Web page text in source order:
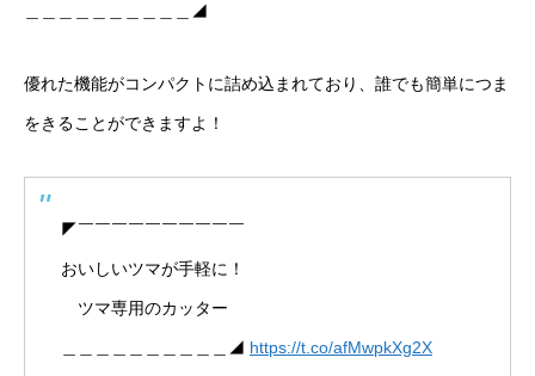
＿＿＿＿＿＿＿＿＿＿◢
優れた機能がコンパクトに詰め込まれており、誰でも簡単につま
をきることができますよ！
◤￣￣￣￣￣￣￣￣￣￣
おいしいツマが手軽に！
ツマ専用のカッター
＿＿＿＿＿＿＿＿＿＿◢ https://t.co/afMwpkXg2X